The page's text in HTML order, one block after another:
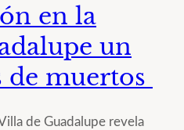
en la
un
de muertos
de Guadalupe revela